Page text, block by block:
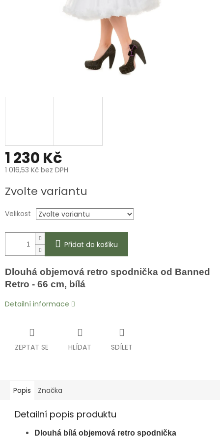
1 230 Kč
1 016,53 Kč bez DPH
cena:
Zvolte variantu
Velikost
Přidat do košíku
Dlouhá objemová retro spodnička od Banned
Retro - 66 cm, bílá
Detailní informace
ZEPTAT SE HLÍDAT SDÍLET
Popis Značka
Detailní popis produktu
Dlouhá bílá objemová retro spodnička